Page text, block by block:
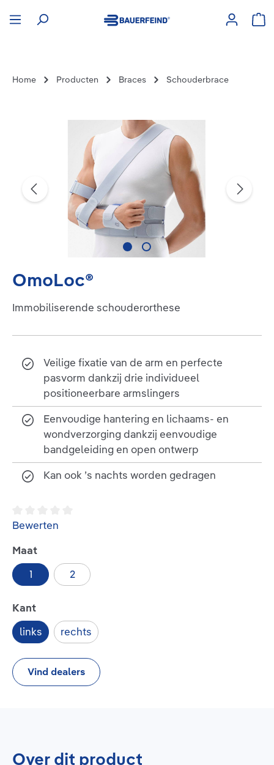
Home Producten Braces Schouderbrace
Afbeeldingengalerij overslaan
OmoLoc®
Immobiliserende schouderorthese
Veilige fixatie van de arm en perfecte
pasvorm dankzij drie individueel
positioneerbare armslingers
Eenvoudige hantering en lichaams- en
wondverzorging dankzij eenvoudige
bandgeleiding en open ontwerp
Kan ook ’s nachts worden gedragen
Gemiddelde waardering van 0 van 5 sterren
Bewerten
Selecteer
Maat
1
2
Selecteer
Kant
links
rechts
Vind dealers
Over dit product